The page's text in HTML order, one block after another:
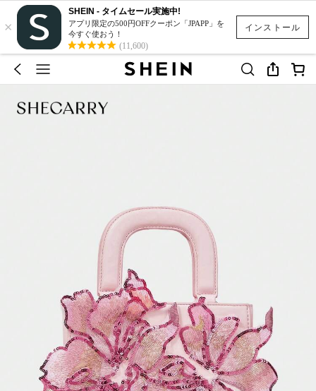
インストール
×
SHEIN - タイムセール実施中!
アプリ限定の500円OFFクーポン「JPAPP」を
今すぐ使おう！
(11,600)